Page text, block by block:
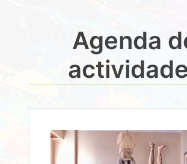
Agenda